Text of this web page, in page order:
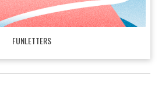
FUNLETTERS